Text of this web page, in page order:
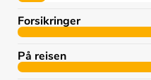
Forsikringer
På reisen